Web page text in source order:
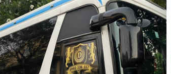
cần lo lắng về đường xá hay lịch trình.